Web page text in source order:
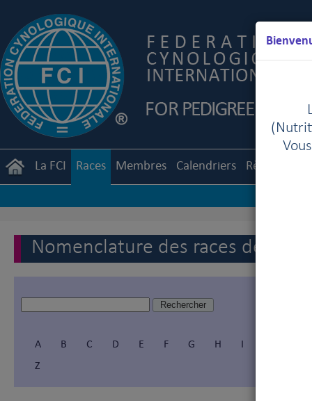
La FCI Races Membres Calendriers Règlements
Nomenclature des races de la
A B C D E F G H I
Z